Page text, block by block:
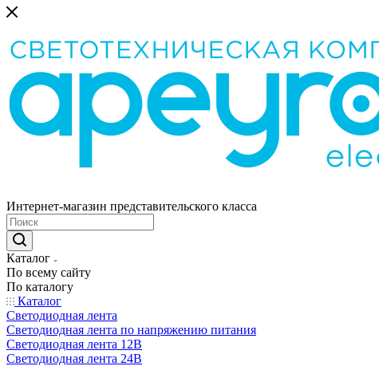
Интернет-магазин представительского класса
Каталог
По всему сайту
По каталогу
Каталог
Светодиодная лента
Светодиодная лента по напряжению питания
Светодиодная лента 12В
Светодиодная лента 24В